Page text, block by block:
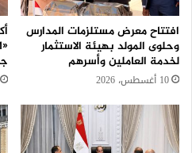
افتتاح معرض مستلزمات المدارس
وحلوى المولد بهيئة الاستثمار
لخدمة العاملين وأسرهم
10 أغسطس، 2026